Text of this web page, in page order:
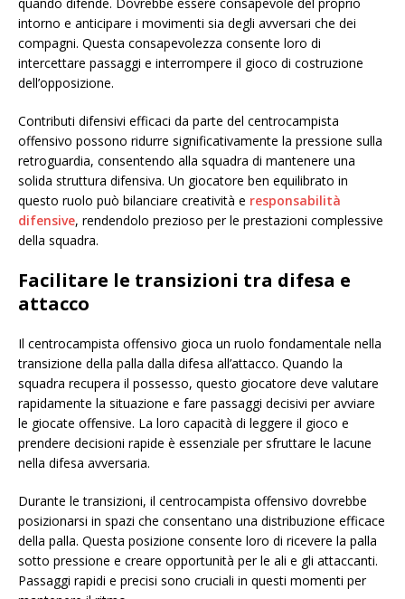
intorno e anticipare i movimenti sia degli avversari che dei
compagni. Questa consapevolezza consente loro di
intercettare passaggi e interrompere il gioco di costruzione
dell’opposizione.
Contributi difensivi efficaci da parte del centrocampista
offensivo possono ridurre significativamente la pressione sulla
retroguardia, consentendo alla squadra di mantenere una
solida struttura difensiva. Un giocatore ben equilibrato in
questo ruolo può bilanciare creatività e responsabilità
difensive, rendendolo prezioso per le prestazioni complessive
della squadra.
Facilitare le transizioni tra difesa e
attacco
Il centrocampista offensivo gioca un ruolo fondamentale nella
transizione della palla dalla difesa all’attacco. Quando la
squadra recupera il possesso, questo giocatore deve valutare
rapidamente la situazione e fare passaggi decisivi per avviare
le giocate offensive. La loro capacità di leggere il gioco e
prendere decisioni rapide è essenziale per sfruttare le lacune
nella difesa avversaria.
Durante le transizioni, il centrocampista offensivo dovrebbe
posizionarsi in spazi che consentano una distribuzione efficace
della palla. Questa posizione consente loro di ricevere la palla
sotto pressione e creare opportunità per le ali e gli attaccanti.
Passaggi rapidi e precisi sono cruciali in questi momenti per